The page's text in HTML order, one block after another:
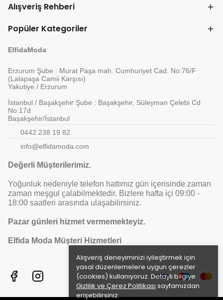
Alışveriş deneyiminizi iyileştirmek için
yasal düzenlemelere uygun çerezler
(cookies) kullanıyoruz. Detaylı bilgiye
Gizlilik ve Çerez Politikası sayfamızdan
erişebilirsiniz.
Alışveriş Rehberi
Popüler Kategoriler
ElfidaModa
Erzurum Şube : Murat Paşa mah. Cumhuriyet Cad. No:76/F
(Lalapaşa Camii Karşısı)
Yakutiye / Erzurum
İstanbul / Başakşehir Şube : Başakşehir, Süleyman Çelebi Cd
No:17d
Başakşehir/İstanbul
0442 238 19 82
info@elfidamoda.com
Değerli Müşterilerimiz,
Yoğunluk nedeniyle telefon hattımız gün içerisinde zaman
zaman meşgul çalabilmektedir. Bizlere hafta içi 09:00 -
18:00 saatleri arasında ulaşabilirsiniz.
Pazar günleri hizmet vermemekteyiz.
Elfida Moda Müşteri Hizmetleri